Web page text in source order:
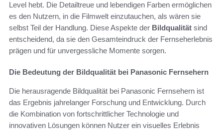
Level hebt. Die Detailtreue und lebendigen Farben ermöglichen
es den Nutzern, in die Filmwelt einzutauchen, als wären sie
selbst Teil der Handlung. Diese Aspekte der Bildqualität sind
entscheidend, da sie den Gesamteindruck der Fernseherlebnis
prägen und für unvergessliche Momente sorgen.
Die Bedeutung der Bildqualität bei Panasonic Fernsehern
Die herausragende Bildqualität bei Panasonic Fernsehern ist
das Ergebnis jahrelanger Forschung und Entwicklung. Durch
die Kombination von fortschrittlicher Technologie und
innovativen Lösungen können Nutzer ein visuelles Erlebnis